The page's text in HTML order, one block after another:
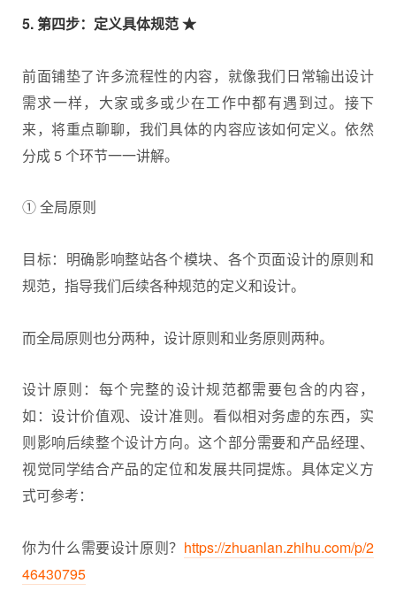
5. 第四步：定义具体规范 ★
前面铺垫了许多流程性的内容，就像我们日常输出设计
需求一样，大家或多或少在工作中都有遇到过。接下
来，将重点聊聊，我们具体的内容应该如何定义。依然
分成 5 个环节一一讲解。
① 全局原则
目标：明确影响整站各个模块、各个页面设计的原则和
规范，指导我们后续各种规范的定义和设计。
而全局原则也分两种，设计原则和业务原则两种。
设计原则：每个完整的设计规范都需要包含的内容，
如：设计价值观、设计准则。看似相对务虚的东西，实
则影响后续整个设计方向。这个部分需要和产品经理、
视觉同学结合产品的定位和发展共同提炼。具体定义方
式可参考：
你为什么需要设计原则？ https://zhuanlan.zhihu.com/p/2
46430795